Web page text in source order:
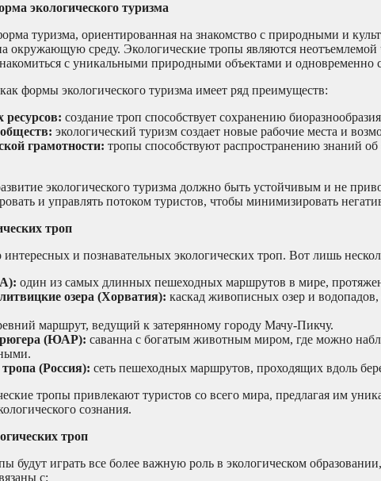
экологического туризма
туризма, ориентированная на знакомство с природными и
среду. Экологические тропы являются неотъемлемой
с уникальными природными объектами и одновременно
формы экологического туризма имеет ряд преимуществ:
ресурсов: создание троп способствует сохранению
экологический туризм создает новые рабочие места и
грамотности: тропы способствуют распространению знаний
экологического туризма должно быть устойчивым и не
и управлять потоком туристов, чтобы минимизировать
троп
и познавательных экологических троп. Вот лишь
один из самых длинных пешеходных маршрутов в мире,
озера (Хорватия): каскад живописных озер и
маршрут, ведущий к затерянному городу Мачу-Пикчу.
(ЮАР): саванна с богатым животным миром, где можно
(Россия): сеть пешеходных маршрутов, проходящих вдоль
тропы привлекают туристов со всего мира, предлагая им
сознания.
троп
будут играть все более важную роль в экологическом
с: